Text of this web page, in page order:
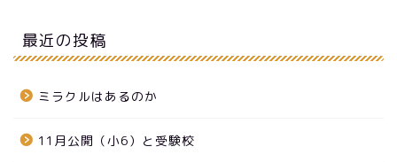
最近の投稿
ミラクルはあるのか
11月公開（小6）と受験校